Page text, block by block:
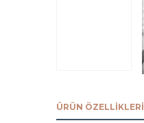
ÜRÜN ÖZELLIKLERI